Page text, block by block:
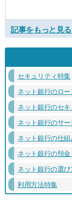
記事をもっと見
セキュリティ特集
ネット銀行のロ
ネット銀行のセ
ネット銀行のサ
ネット銀行の仕
ネット銀行の預
ネット銀行の選
利用方法特集